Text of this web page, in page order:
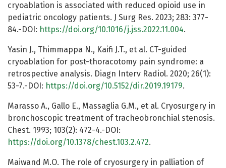
cryoablation is associated with reduced opioid use in
pediatric oncology patients. J Surg Res. 2023; 283: 377-
84.-DOI: https://doi.org/10.1016/j.jss.2022.11.004.
Yasin J., Thimmappa N., Kaifi J.T., et al. CT-guided
cryoablation for post-thoracotomy pain syndrome: a
retrospective analysis. Diagn Interv Radiol. 2020; 26(1):
53-7.-DOI: https://doi.org/10.5152/dir.2019.19179.
Marasso A., Gallo E., Massaglia G.M., et al. Cryosurgery in
bronchoscopic treatment of tracheobronchial stenosis.
Chest. 1993; 103(2): 472-4.-DOI:
https://doi.org/10.1378/chest.103.2.472.
Maiwand M.O. The role of cryosurgery in palliation of